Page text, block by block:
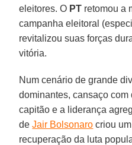
eleitores. O PT retomou a
campanha eleitoral
revitalizou suas forças
vitória.
Num cenário de grande
dominantes, cansaço com
capitão e a liderança
deJair Bolsonaro criou
recuperação da luta